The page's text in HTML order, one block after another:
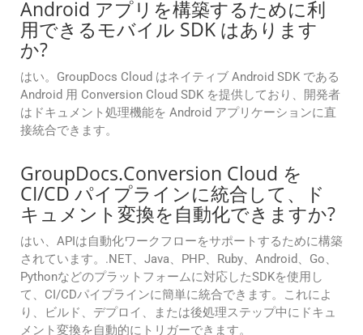
Android アプリを構築するために利
用できるモバイル SDK はあります
か?
はい。GroupDocs Cloud はネイティブ Android SDK である
Android 用 Conversion Cloud SDK を提供しており、開発者
はドキュメント処理機能を Android アプリケーションに直
接統合できます。
GroupDocs.Conversion Cloud を
CI/CD パイプラインに統合して、ド
キュメント変換を自動化できますか?
はい、APIは自動化ワークフローをサポートするために構築
されています。.NET、Java、PHP、Ruby、Android、Go、
Pythonなどのプラットフォームに対応したSDKを使用し
て、CI/CDパイプラインに簡単に統合できます。これによ
り、ビルド、デプロイ、または後処理ステップ中にドキュ
メント変換を自動的にトリガーできます。